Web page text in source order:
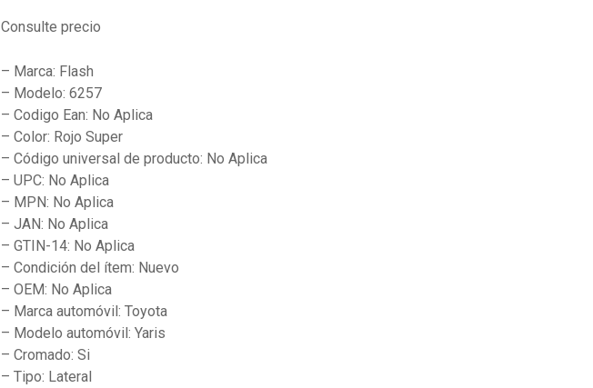
Consulte precio
– Marca: Flash
– Modelo: 6257
– Codigo Ean: No Aplica
– Color: Rojo Super
– Código universal de producto: No Aplica
– UPC: No Aplica
– MPN: No Aplica
– JAN: No Aplica
– GTIN-14: No Aplica
– Condición del ítem: Nuevo
– OEM: No Aplica
– Marca automóvil: Toyota
– Modelo automóvil: Yaris
– Cromado: Si
– Tipo: Lateral